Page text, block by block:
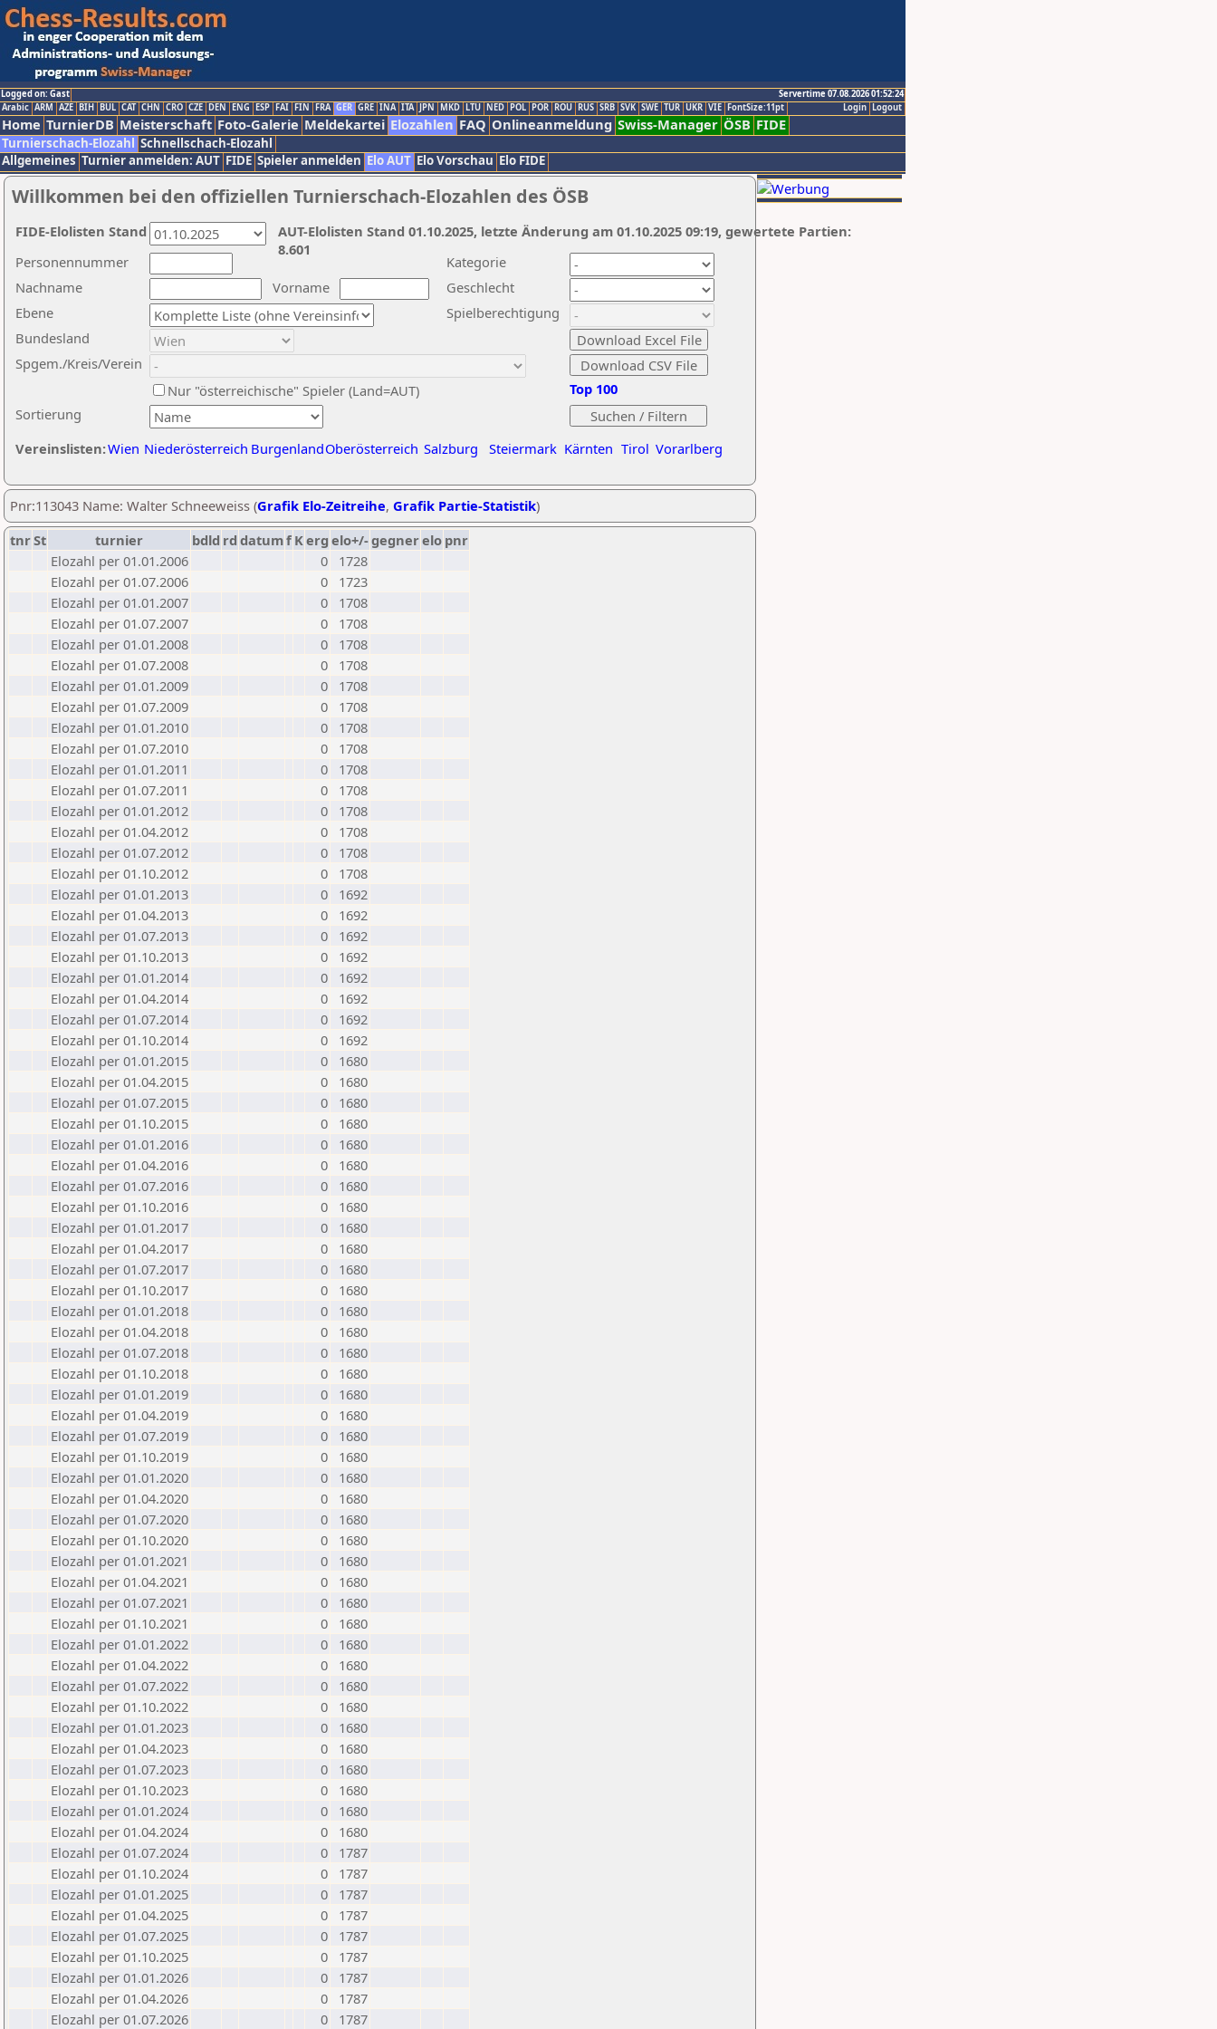
Logged on: Gast
Servertime 07.08.2026 01:52:24
Logout
Login
Arabic ARM AZE BIH BUL CAT CHN CRO CZE DEN ENG ESP FAI FIN FRA GER GRE INA ITA JPN MKD LTU NED POL POR ROU RUS SRB SVK SWE TUR UKR VIE FontSize:11pt
Home TurnierDB Meisterschaft Foto-Galerie Meldekartei Elozahlen FAQ Onlineanmeldung Swiss-Manager ÖSB FIDE
Turnierschach-Elozahl Schnellschach-Elozahl
Allgemeines Turnier anmelden: AUT FIDE Spieler anmelden Elo AUT Elo Vorschau Elo FIDE
Willkommen bei den offiziellen Turnierschach-Elozahlen des ÖSB
Nachname
Vorname
Ebene
Kategorie
Sortierung
Personennummer
Bundesland
Spgem./Kreis/Verein
Geschlecht
Nur "österreichische" Spieler (Land=AUT)
Spielberechtigung
Vereinslisten:Wien Niederösterreich BurgenlandOberösterreich Salzburg Steiermark Kärnten Tirol Vorarlberg
Top 100
AUT-Elolisten Stand 01.10.2025, letzte Änderung am 01.10.2025 09:19, gewertete Partien:
8.601
FIDE-Elolisten Stand
Pnr:113043 Name: Walter Schneeweiss (Grafik Elo-Zeitreihe, Grafik Partie-Statistik)
tnrSt turnier bdld rd datumf Kerg elo+/-gegnerelo pnr
Elozahl per 01.01.2006
0
1728
Elozahl per 01.07.2006
0
1723
Elozahl per 01.01.2007
0
1708
Elozahl per 01.07.2007
0
1708
Elozahl per 01.01.2008
0
1708
Elozahl per 01.07.2008
0
1708
Elozahl per 01.01.2009
0
1708
Elozahl per 01.07.2009
0
1708
Elozahl per 01.01.2010
0
1708
Elozahl per 01.07.2010
0
1708
Elozahl per 01.01.2011
0
1708
Elozahl per 01.07.2011
0
1708
Elozahl per 01.01.2012
0
1708
Elozahl per 01.04.2012
0
1708
Elozahl per 01.07.2012
0
1708
Elozahl per 01.10.2012
0
1708
Elozahl per 01.01.2013
0
1692
Elozahl per 01.04.2013
0
1692
Elozahl per 01.07.2013
0
1692
Elozahl per 01.10.2013
0
1692
Elozahl per 01.01.2014
0
1692
Elozahl per 01.04.2014
0
1692
Elozahl per 01.07.2014
0
1692
Elozahl per 01.10.2014
0
1692
Elozahl per 01.01.2015
0
1680
Elozahl per 01.04.2015
0
1680
Elozahl per 01.07.2015
0
1680
Elozahl per 01.10.2015
0
1680
Elozahl per 01.01.2016
0
1680
Elozahl per 01.04.2016
0
1680
Elozahl per 01.07.2016
0
1680
Elozahl per 01.10.2016
0
1680
Elozahl per 01.01.2017
0
1680
Elozahl per 01.04.2017
0
1680
Elozahl per 01.07.2017
0
1680
Elozahl per 01.10.2017
0
1680
Elozahl per 01.01.2018
0
1680
Elozahl per 01.04.2018
0
1680
Elozahl per 01.07.2018
0
1680
Elozahl per 01.10.2018
0
1680
Elozahl per 01.01.2019
0
1680
Elozahl per 01.04.2019
0
1680
Elozahl per 01.07.2019
0
1680
Elozahl per 01.10.2019
0
1680
Elozahl per 01.01.2020
0
1680
Elozahl per 01.04.2020
0
1680
Elozahl per 01.07.2020
0
1680
Elozahl per 01.10.2020
0
1680
Elozahl per 01.01.2021
0
1680
Elozahl per 01.04.2021
0
1680
Elozahl per 01.07.2021
0
1680
Elozahl per 01.10.2021
0
1680
Elozahl per 01.01.2022
0
1680
Elozahl per 01.04.2022
0
1680
Elozahl per 01.07.2022
0
1680
Elozahl per 01.10.2022
0
1680
Elozahl per 01.01.2023
0
1680
Elozahl per 01.04.2023
0
1680
Elozahl per 01.07.2023
0
1680
Elozahl per 01.10.2023
0
1680
Elozahl per 01.01.2024
0
1680
Elozahl per 01.04.2024
0
1680
Elozahl per 01.07.2024
0
1787
Elozahl per 01.10.2024
0
1787
Elozahl per 01.01.2025
0
1787
Elozahl per 01.04.2025
0
1787
Elozahl per 01.07.2025
0
1787
Elozahl per 01.10.2025
0
1787
Elozahl per 01.01.2026
0
1787
Elozahl per 01.04.2026
0
1787
Elozahl per 01.07.2026
0 1787